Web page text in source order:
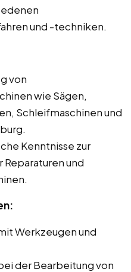
und -techniken.
von
wie Sägen,
Schleifmaschinen und
Kenntnisse zur
und
Werkzeugen und
der Bearbeitung von